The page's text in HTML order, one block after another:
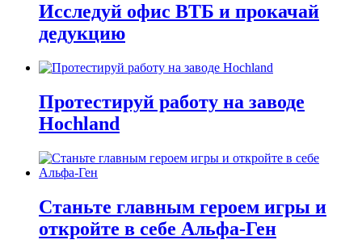
Исследуй офис ВТБ и прокачай
дедукцию
Протестируй работу на заводе
Hochland
Станьте главным героем игры и
откройте в себе Альфа-Ген